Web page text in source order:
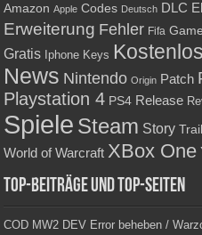
Amazon Apple Codes Deutsch DLC
Erweiterung Fehler Fifa Game
Gratis Iphone Keys Kostenlos
News Nintendo Origin Patch
Playstation 4 PS4 Release
Spiele Steam Story
World of Warcraft XBox One
Top-Beiträge und Top-Seiten
COD MW2 DEV Error beheben /